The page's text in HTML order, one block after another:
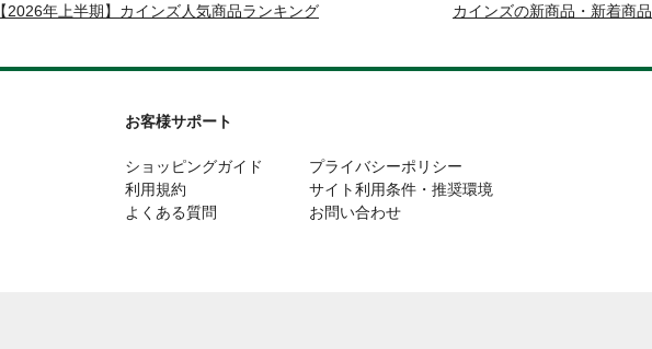
【2026年上半期】カインズ人気商品ランキング カインズの新商品・新着商品
お客様サポート
ショッピングガイド
利用規約
よくある質問
プライバシーポリシー
サイト利用条件・推奨環境
お問い合わせ